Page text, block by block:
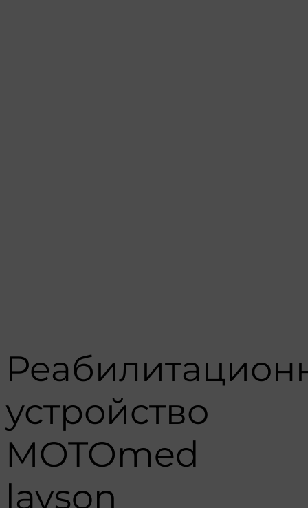
устройство
MOTOmed
layson